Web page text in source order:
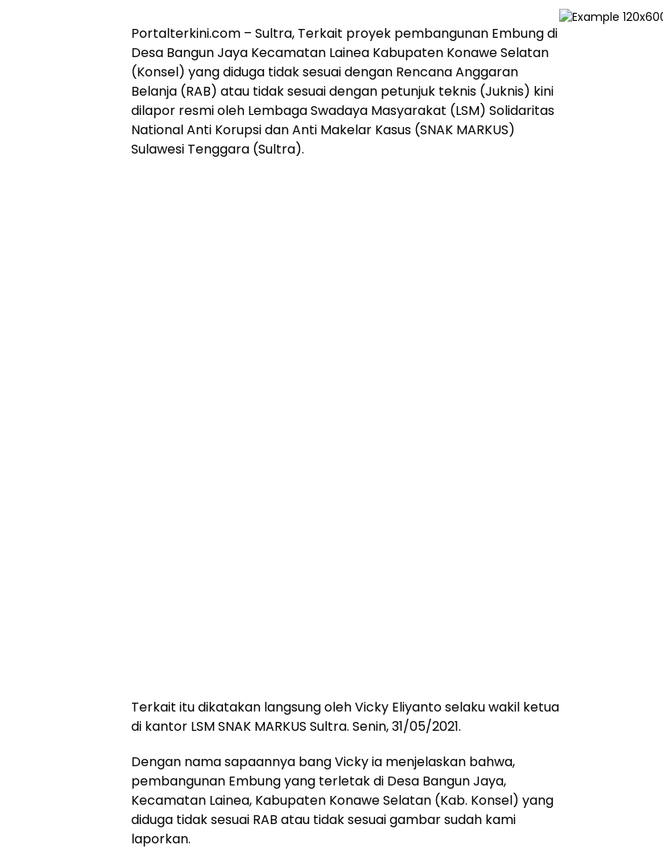
Portalterkini.com – Sultra, Terkait proyek pembangunan Embung di
Desa Bangun Jaya Kecamatan Lainea Kabupaten Konawe Selatan
(Konsel) yang diduga tidak sesuai dengan Rencana Anggaran
Belanja (RAB) atau tidak sesuai dengan petunjuk teknis (Juknis) kini
dilapor resmi oleh Lembaga Swadaya Masyarakat (LSM) Solidaritas
National Anti Korupsi dan Anti Makelar Kasus (SNAK MARKUS)
Sulawesi Tenggara (Sultra).
Terkait itu dikatakan langsung oleh Vicky Eliyanto selaku wakil ketua
di kantor LSM SNAK MARKUS Sultra. Senin, 31/05/2021.
Dengan nama sapaannya bang Vicky ia menjelaskan bahwa,
pembangunan Embung yang terletak di Desa Bangun Jaya,
Kecamatan Lainea, Kabupaten Konawe Selatan (Kab. Konsel) yang
diduga tidak sesuai RAB atau tidak sesuai gambar sudah kami
laporkan.